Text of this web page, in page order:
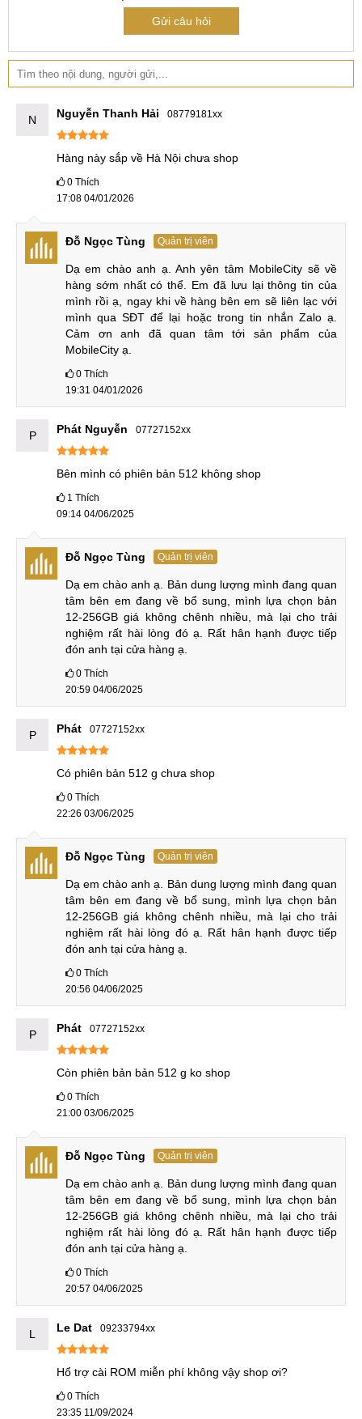
144Hz, có cùng kích thước và độ phân giải với bản tiền
nhiệm nhưng Vivo nâng cấp cho iQOO Neo 9 Pro về công
nghệ LTPO giúp màn hình của thiết bị tiết kiệm điện năng
hơn bản tiền nhiệm.
So sánh màn hình iQOO Neo 9 Pro và iQOO Neo 8 Pro:
iQOO Neo 9 Pro
Tấm nền
LTPO
1 tỷ màu, 144Hz
Công
nghệ
HDR10+
Độ sáng1400 nit
(HBM)
(peak)
6.78 inch 6.78 inch
Độ phân
1260 x 2800 pixel
Nâng cấp hiệu năng
Nâng cấp tiếp theo chính là hiệu năng, với Dimensity 9200+
đã giúp iQOO Neo 8 Pro làm mưa làm gió trên thị trường
smartphone tầm trung. Thì giờ đây, nhà sản xuất còn tích
hợp con chip Dimensity 9300 là bản nâng cấp và kế nhiệm
đáng kể.
So sánh hiệu năng iQOO Neo 9 Pro và iQOO Neo 8 Pro:
iQOO Neo 9 Pro iQOO Neo 8 Pro
CPU
3x2.85 GHz
X4
4x2.0 GHz
A720
Immortalis-
MC12
Cải thiện camera
Cả hai thiết bị vẫn sở hữu hệ thống camera kép phía sau
với một cảm biến chính 50MP và một cảm biến góc siêu
rộng có thông số khác nhau. iQOO 9 Pro sở hữu camera
góc siêu rộng 50MP còn 8MP là camera góc siêu rộng của
iQOO Neo 8 Pro.
So sánh camera iQOO Neo 9 Pro và iQOO Neo 8 Pro:
iQOO Neo 9 Pro
Camera
50 MP (góc rộng)
50 MP (góc siêu
Camera
trước
16 MP (góc rộng)
8K, 4K, 1080p, gyro-
EIS
8K, 4K, 1080p, gyro-
EIS
Với sự nâng cấp cải tiến về phần mềm, chất ảnh của iQOO
Neo 9 Pro được cải thiện rõ rệt.
Tăng dung lượng pin
Tuy có cung công nghệ sạc nhanh 120W cho tốc độ sạc cực
nhanh nhưng chiếc điện thoại iQOO Neo 9 Pro có viên pin
lớn hơn với 5160 mAh so với pin 5000 mAh của bản tiền
Gửi câu hỏi
N Nguyễn Thanh Hải 08779181xx
Hàng này sắp về Hà Nội chưa shop
0 Thích
17:08 04/01/2026
Đỗ Ngọc Tùng Quản trị viên
Dạ em chào anh ạ. Anh yên tâm MobileCity sẽ về
hàng sớm nhất có thể. Em đã lưu lại thông tin của
mình rồi ạ, ngay khi về hàng bên em sẽ liên lạc với
mình qua SĐT để lại hoặc trong tin nhắn Zalo ạ.
Cảm ơn anh đã quan tâm tới sản phẩm của
MobileCity ạ.
0 Thích
19:31 04/01/2026
P Phát Nguyễn 07727152xx
Bên mình có phiên bản 512 không shop
1 Thích
09:14 04/06/2025
Đỗ Ngọc Tùng Quản trị viên
Dạ em chào anh ạ. Bản dung lượng mình đang quan
tâm bên em đang về bổ sung, mình lựa chọn bản
12-256GB giá không chênh nhiều, mà lại cho trải
nghiệm rất hài lòng đó ạ. Rất hân hạnh được tiếp
đón anh tại cửa hàng ạ.
0 Thích
20:59 04/06/2025
P Phát 07727152xx
Có phiên bản 512 g chưa shop
0 Thích
22:26 03/06/2025
Đỗ Ngọc Tùng Quản trị viên
Dạ em chào anh ạ. Bản dung lượng mình đang quan
tâm bên em đang về bổ sung, mình lựa chọn bản
12-256GB giá không chênh nhiều, mà lại cho trải
nghiệm rất hài lòng đó ạ. Rất hân hạnh được tiếp
đón anh tại cửa hàng ạ.
0 Thích
20:56 04/06/2025
P Phát 07727152xx
Còn phiên bản bản 512 g ko shop
0 Thích
21:00 03/06/2025
Đỗ Ngọc Tùng Quản trị viên
Dạ em chào anh ạ. Bản dung lượng mình đang quan
tâm bên em đang về bổ sung, mình lựa chọn bản
12-256GB giá không chênh nhiều, mà lại cho trải
nghiệm rất hài lòng đó ạ. Rất hân hạnh được tiếp
đón anh tại cửa hàng ạ.
0 Thích
20:57 04/06/2025
L Le Dat 09233794xx
Hổ trợ cài ROM miễn phí không vậy shop ơi?
0 Thích
23:35 11/09/2024